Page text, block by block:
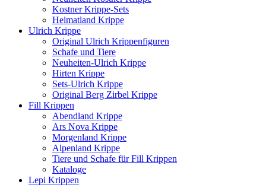
Kostner Krippe-Sets
Heimatland Krippe
Ulrich Krippe
Original Ulrich Krippenfiguren
Schafe und Tiere
Neuheiten-Ulrich Krippe
Hirten Krippe
Sets-Ulrich Krippe
Original Berg Zirbel Krippe
Fill Krippen
Abendland Krippe
Ars Nova Krippe
Morgenland Krippe
Alpenland Krippe
Tiere und Schafe für Fill Krippen
Kataloge
Lepi Krippen